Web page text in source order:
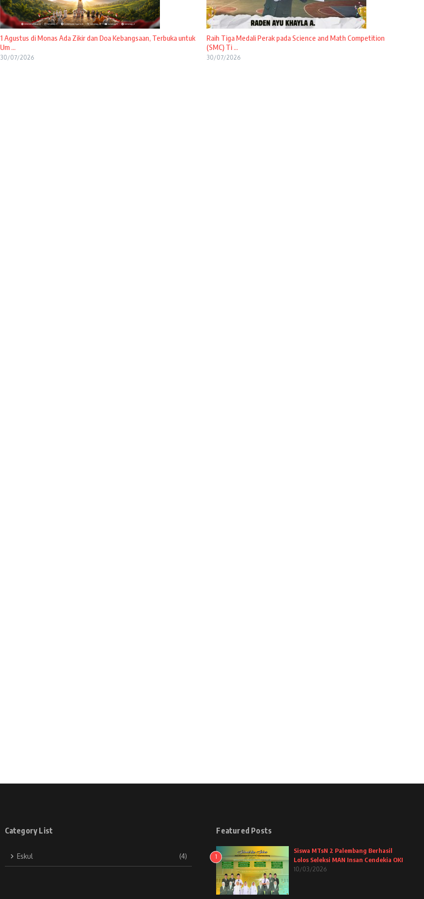
1 Agustus di Monas Ada Zikir dan Doa Kebangsaan, Terbuka untuk
Um ...
30/07/2026
Raih Tiga Medali Perak pada Science and Math Competition
(SMC) Ti ...
30/07/2026
Category List
Eskul (4)
Featured Posts
1
Siswa MTsN 2 Palembang Berhasil
Lolos Seleksi MAN Insan Cendekia OKI
10/03/2026